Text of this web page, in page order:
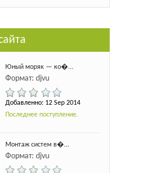
Юный моряк — ко�...
Формат: djvu
Добавленно: 12 Sep 2014
Последнее поступление.
Монтаж систем в�...
Формат: djvu